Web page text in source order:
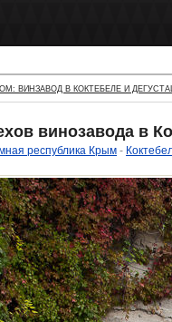
ВИНЗАВОД В КОКТЕБЕЛЕ И
винозавода в
республика Крым -